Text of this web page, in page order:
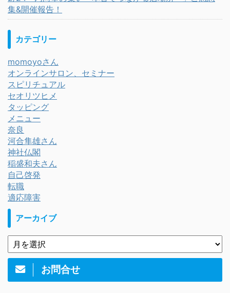
集&開催報告！
カテゴリー
momoyoさん
オンラインサロン、セミナー
スピリチュアル
セオリツヒメ
タッピング
メニュー
奈良
河合隼雄さん
神社仏閣
稲盛和夫さん
自己啓発
転職
適応障害
アーカイブ
お問合せ